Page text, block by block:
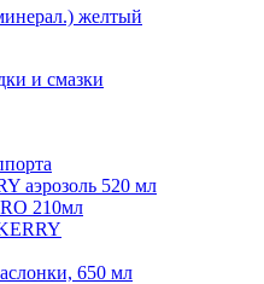
желтый
и смазки
аэрозоль 520 мл
210мл
650 мл